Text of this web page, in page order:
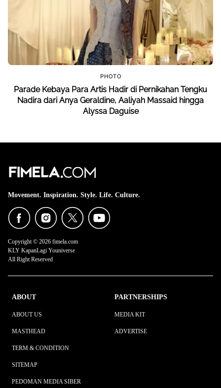
PHOTO
Parade Kebaya Para Artis Hadir di Pernikahan Tengku
Nadira dari Anya Geraldine, Aaliyah Massaid hingga
Alyssa Daguise
Movement. Inspiration. Style. Life. Culture.
Copyright © 2026 fimela.com
KLY KapanLagi Youniverse
All Right Reserved
ABOUT
ABOUT US
MASTHEAD
TERM & CONDITION
SITEMAP
PEDOMAN MEDIA SIBER
PARTNERSHIPS
MEDIA KIT
ADVERTISE